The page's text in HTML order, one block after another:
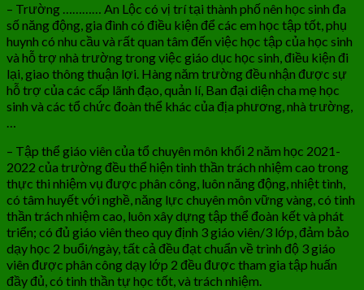
– Trường ………… An Lộc có vị trí tại thành phố nên học sinh đa
số năng động, gia đình có điều kiện để các em học tập tốt, phụ
huynh có nhu cầu và rất quan tâm đến việc học tập của học sinh
và hỗ trợ nhà trường trong việc giáo dục học sinh, điều kiện đi
lại, giao thông thuận lợi. Hàng năm trường đều nhận được sự
hỗ trợ của các cấp lãnh đạo, quản lí, Ban đại diện cha mẹ học
sinh và các tổ chức đoàn thể khác của địa phương, nhà trường,
…
– Tập thể giáo viên của tổ chuyên môn khối 2 năm học 2021-
2022 của trường đều thể hiện tinh thần trách nhiệm cao trong
thực thi nhiệm vụ được phân công, luôn năng động, nhiệt tình,
có tâm huyết với nghề, năng lực chuyên môn vững vàng, có tinh
thần trách nhiệm cao, luôn xây dựng tập thể đoàn kết và phát
triển; có đủ giáo viên theo quy định 3 giáo viên/3 lớp, đảm bảo
dạy học 2 buổi/ngày, tất cả đều đạt chuẩn về trình độ 3 giáo
viên được phân công dạy lớp 2 đều được tham gia tập huấn
đầy đủ, có tinh thần tự học tốt, và trách nhiệm.